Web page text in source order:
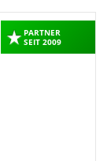
PARTNER
SEIT 2009